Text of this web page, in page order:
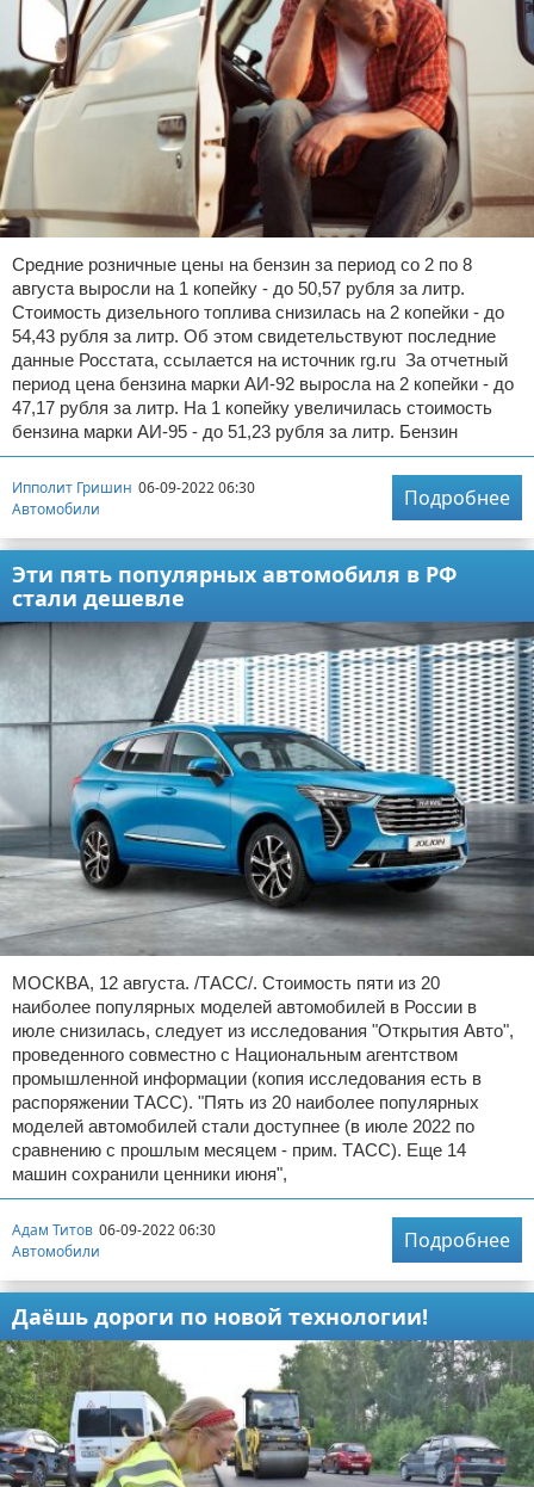
Средние розничные цены на бензин за период со 2 по 8
августа выросли на 1 копейку - до 50,57 рубля за литр.
Стоимость дизельного топлива снизилась на 2 копейки - до
54,43 рубля за литр. Об этом свидетельствуют последние
данные Росстата, ссылается на источник rg.ru За отчетный
период цена бензина марки АИ-92 выросла на 2 копейки - до
47,17 рубля за литр. На 1 копейку увеличилась стоимость
бензина марки АИ-95 - до 51,23 рубля за литр. Бензин
Ипполит Гришин 06-09-2022 06:30
Автомобили
Подробнее
Эти пять популярных автомобиля в РФ
стали дешевле
МОСКВА, 12 августа. /ТАСС/. Стоимость пяти из 20
наиболее популярных моделей автомобилей в России в
июле снизилась, следует из исследования "Открытия Авто",
проведенного совместно с Национальным агентством
промышленной информации (копия исследования есть в
распоряжении ТАСС). "Пять из 20 наиболее популярных
моделей автомобилей стали доступнее (в июле 2022 по
сравнению с прошлым месяцем - прим. ТАСС). Еще 14
машин сохранили ценники июня",
Адам Титов 06-09-2022 06:30
Автомобили
Подробнее
Даёшь дороги по новой технологии!